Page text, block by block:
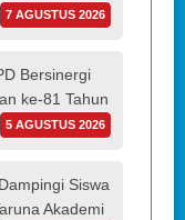
7 AGUSTUS 2026
Bersinergi
ke-81 Tahun
5 AGUSTUS 2026
Siswa
Akademi